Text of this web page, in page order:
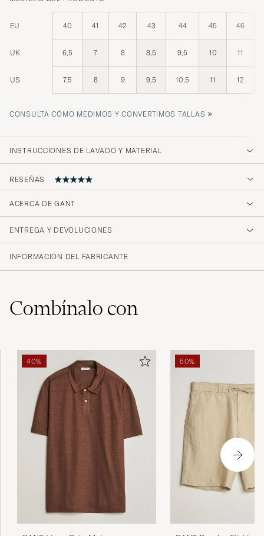
EU 40 41 42 43 44 45 46
UK 6,5 7 8 8,5 9,5 10 11
US 7,5 8 9 9,5 10,5 11 12
CONSULTA CÓMO MEDIMOS Y CONVERTIMOS TALLAS »
INSTRUCCIONES DE LAVADO Y MATERIAL
RESEÑAS
👌👌
BERIT K COMPRADO EL EN CAREOFCARL.NO
ACERCA DE GANT
ENTREGA Y DEVOLUCIONES
INFORMACIÓN DEL FABRICANTE
Combínalo con
40% 50%